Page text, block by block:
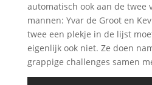
automatisch ook aan de twee
mannen: Yvar de Groot en
twee een plekje in de lijst
eigenlijk ook niet. Ze doen
grappige challenges samen